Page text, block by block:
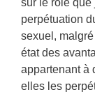
sur le rôle que
perpétuation
sexuel,
état des
appartenant à
elles les